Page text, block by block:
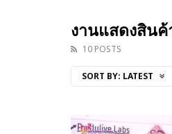
งานแสดงสินค้
10 POSTS
SORT BY: LATEST